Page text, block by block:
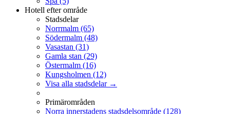
Hotell efter område
Stadsdelar
Norrmalm (65)
Södermalm (48)
Vasastan (31)
Gamla stan (29)
Östermalm (16)
Kungsholmen (12)
Visa alla stadsdelar →
Primärområden
Norra innerstadens stadsdelsområde (128)